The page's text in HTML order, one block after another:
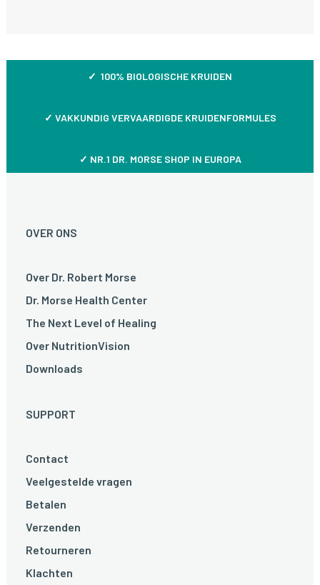
✓ 100% BIOLOGISCHE KRUIDEN
✓ VAKKUNDIG VERVAARDIGDE KRUIDENFORMULES
✓ NR.1 DR. MORSE SHOP IN EUROPA
OVER ONS
Over Dr. Robert Morse
Dr. Morse Health Center
The Next Level of Healing
Over NutritionVision
Downloads
SUPPORT
Contact
Veelgestelde vragen
Betalen
Verzenden
Retourneren
Klachten